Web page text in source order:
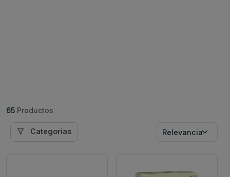
65 Productos
Categorias